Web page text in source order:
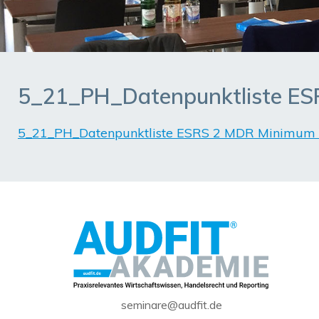
5_21_PH_Datenpunktliste
5_21_PH_Datenpunktliste ESRS 2 MDR Minimum
seminare@audfit.de